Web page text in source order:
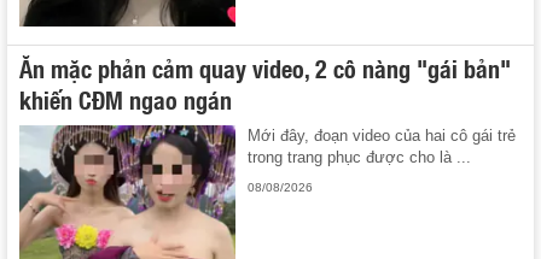
Ăn mặc phản cảm quay video, 2 cô nàng "gái bản"
khiến CĐM ngao ngán
Mới đây, đoạn video của hai cô gái trẻ
trong trang phục được cho là ...
08/08/2026